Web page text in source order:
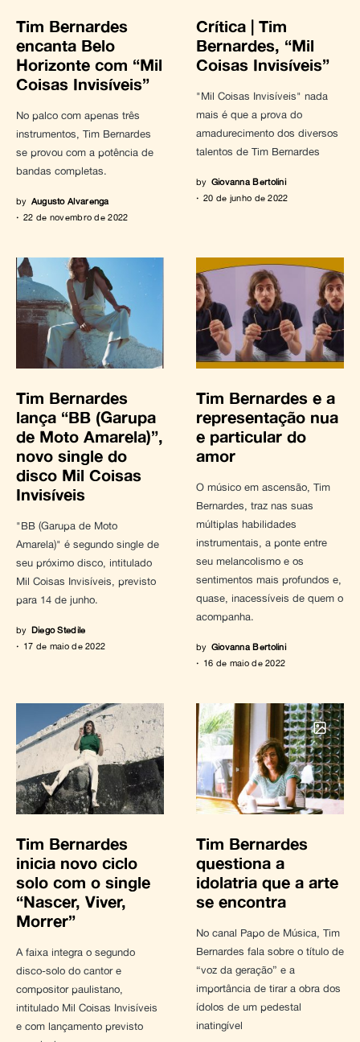
Tim Bernardes
encanta Belo
Horizonte com “Mil
Coisas Invisíveis”
No palco com apenas três
instrumentos, Tim Bernardes
se provou com a potência de
bandas completas.
by Augusto Alvarenga
22 de novembro de 2022
Crítica | Tim
Bernardes, “Mil
Coisas Invisíveis”
"Mil Coisas Invisíveis" nada
mais é que a prova do
amadurecimento dos diversos
talentos de Tim Bernardes
by Giovanna Bertolini
20 de junho de 2022
Tim Bernardes
lança “BB (Garupa
de Moto Amarela)”,
novo single do
disco Mil Coisas
Invisíveis
"BB (Garupa de Moto
Amarela)" é segundo single de
seu próximo disco, intitulado
Mil Coisas Invisíveis, previsto
para 14 de junho.
by Diego Stedile
17 de maio de 2022
Tim Bernardes e a
representação nua
e particular do
amor
O músico em ascensão, Tim
Bernardes, traz nas suas
múltiplas habilidades
instrumentais, a ponte entre
seu melancolismo e os
sentimentos mais profundos e,
quase, inacessíveis de quem o
acompanha.
by Giovanna Bertolini
16 de maio de 2022
Tim Bernardes
inicia novo ciclo
solo com o single
“Nascer, Viver,
Morrer”
A faixa integra o segundo
disco-solo do cantor e
compositor paulistano,
intitulado Mil Coisas Invisíveis
e com lançamento previsto
Tim Bernardes
questiona a
idolatria que a arte
se encontra
No canal Papo de Música, Tim
Bernardes fala sobre o título de
“voz da geração” e a
importância de tirar a obra dos
ídolos de um pedestal
inatingível